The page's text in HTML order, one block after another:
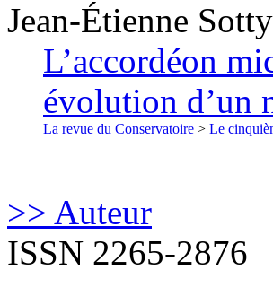
Jean-Étienne Sotty
L’accordéon
évolution d’un
La revue du Conservatoire > Le
>> Auteur
ISSN 2265-2876